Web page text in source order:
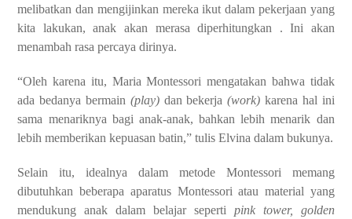
melibatkan dan mengijinkan mereka ikut dalam pekerjaan yang
kita lakukan, anak akan merasa diperhitungkan . Ini akan
menambah rasa percaya dirinya.
“Oleh karena itu, Maria Montessori mengatakan bahwa tidak
ada bedanya bermain (play) dan bekerja(work) karena hal ini
sama menariknya bagi anak-anak, bahkan lebih menarik dan
lebih memberikan kepuasan batin,” tulis Elvina dalam bukunya.
Selain itu, idealnya dalam metode Montessori memang
dibutuhkan beberapa aparatus Montessori atau material yang
mendukung anak dalam belajar seperti pink tower, golden